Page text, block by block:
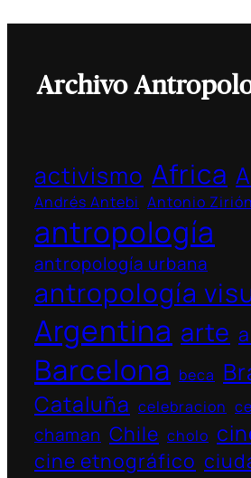
Archivo
activismo Africa
Andrés Antebi Antonio Zirión
antropología
antropología urbana
antropología
Argentina arte
Barcelona beca
Cataluña celebracion
chaman Chile cholo
cine etnográfico